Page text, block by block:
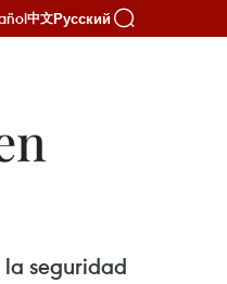
中文Русский
seguridad